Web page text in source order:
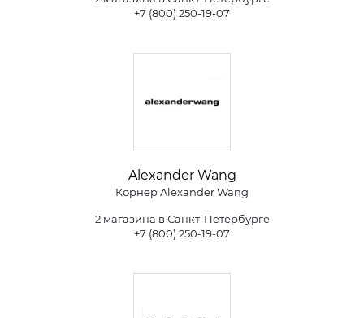
+7 (800) 250-19-07
Alexander Wang
Корнер Alexander Wang
2 магазина в Санкт-Петербурге
+7 (800) 250-19-07